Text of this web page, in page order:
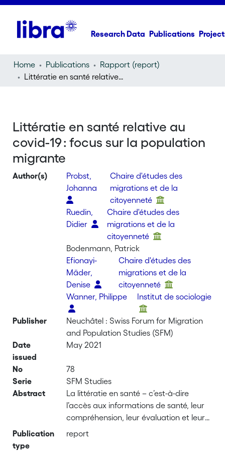
Research Data Publications
Home Publications
Rapport (report)
Littératie en santé relative au covid-19 : focus sur la population migrante
Littératie en santé relative au
covid-19 : focus sur la population
migrante
Author(s)
Probst,
Johanna
Chaire d'études des
migrations et de la
citoyenneté
Ruedin,
Didier
Chaire d'études des
migrations et de la
citoyenneté
Bodenmann, Patrick
Efionayi-
Mäder,
Denise
Chaire d'études des
migrations et de la
citoyenneté
Wanner, Philippe
Institut de sociologie
Publisher
Neuchâtel : Swiss Forum for Migration
and Population Studies (SFM)
Date
issued
May 2021
No
78
Serie
SFM Studies
Abstract
La littératie en santé – c’est-à-dire
l’accès aux informations de santé, leur
compréhension, leur évaluation et leur
application dans la vie de tous les jours
Publication
type
report